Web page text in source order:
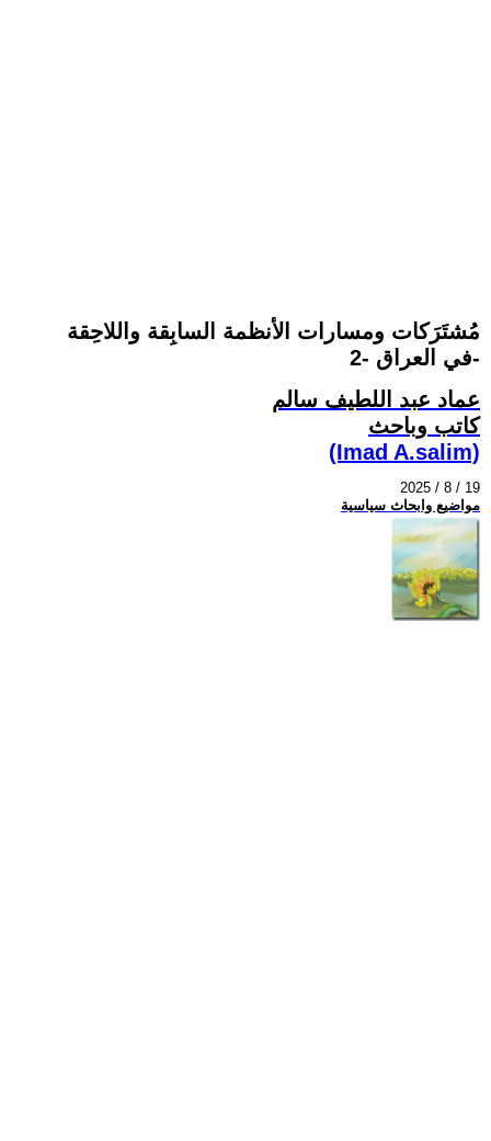
مُشتَرَكات ومسارات الأنظمة السابِقة واللاحِقة
في العراق -2-
عماد عبد اللطيف سالم
كاتب وباحث
(Imad A.salim)
2025 / 8 / 19
مواضيع وابحاث سياسية